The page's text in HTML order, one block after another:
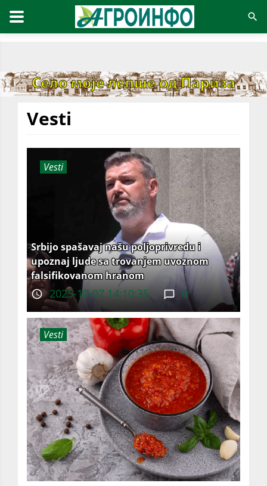
Vesti
Vesti
Srbijo spašavaj našu poljoprivredu i
upoznaj ljude sa trovanjem uvoznom
falsifikovanom hranom
2025-10-07 14:10:35 0
Vesti